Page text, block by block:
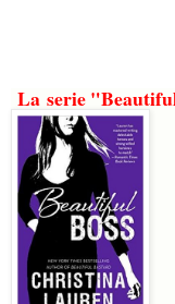
La serie